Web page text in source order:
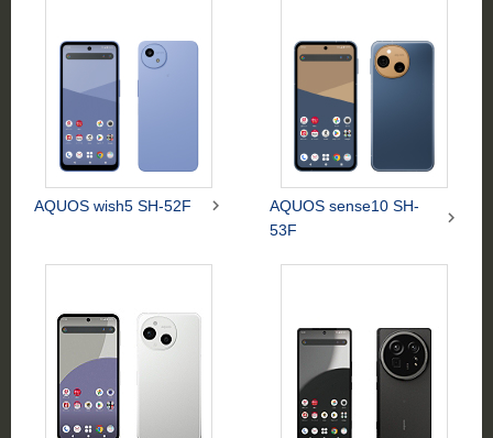
AQUOS wish5 SH-52F 
AQUOS sense10 SH-
53F
